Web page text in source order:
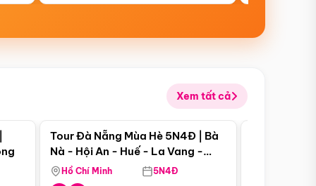
Xem tất cả
Điểm nổi bật
Tour Đà Nẵng Mùa Hè 5N4Đ | Bà
Nà - Hội An - Huế - La Vang -
Động Thiên Đường
Hồ Chí Minh 5N4Đ